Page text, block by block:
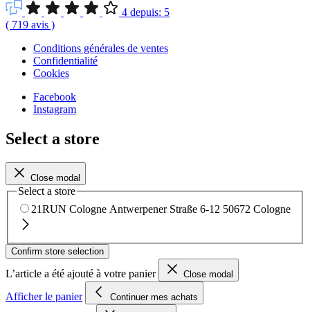
4 depuis: 5
( 719 avis )
Conditions générales de ventes
Confidentialité
Cookies
Facebook
Instagram
Select a store
Close modal
Select a store
21RUN Cologne Antwerpener Straße 6-12 50672 Cologne
Confirm store selection
L’article a été ajouté à votre panier Close modal
Afficher le panier Continuer mes achats